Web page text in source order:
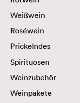
Weißwein
Roséwein
Prickelndes
Spirituosen
Weinzubehör
Weinpakete